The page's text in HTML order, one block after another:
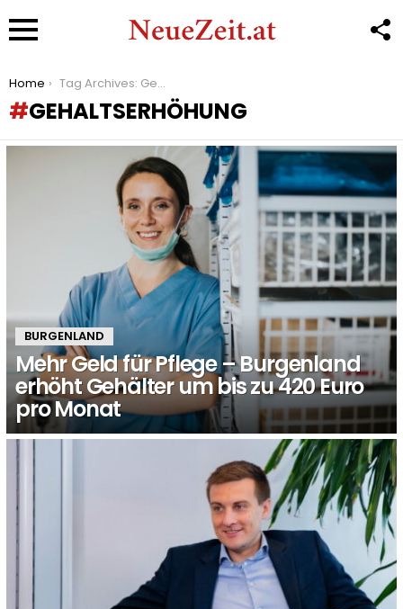
You are here:
Home Tag Archives: Gehaltserhöhung
GEHALTSERHÖHUNG
BURGENLAND
Mehr Geld für Pflege – Burgenland
erhöht Gehälter um bis zu 420 Euro
pro Monat